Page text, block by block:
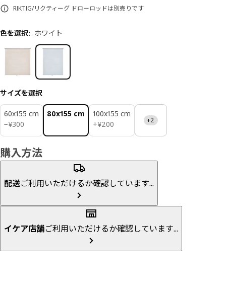
RIKTIG/リクティーグ ドローロッドは別売りです
色を選択: ホワイト
サイズを選択
60x155 cm
−¥300
¥ 300
80x155 cm
100x155 cm
+¥200
¥ 200 +2
購入方法
配送ご利用いただけるか確認しています...
イケア店舗ご利用いただけるか確認しています...